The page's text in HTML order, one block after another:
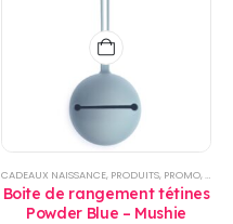
CADEAUX NAISSANCE, PRODUITS, PROMO,REPAS
Boite de rangement tétines
Powder Blue – Mushie